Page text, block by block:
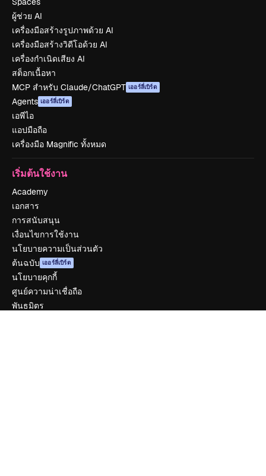
ผู้ช่วย AI
เครื่องมือสร้างรูปภาพด้วย AI
เครื่องมือสร้างวิดีโอด้วย AI
เครื่องกำเนิดเสียง AI
สต็อกเนื้อหา
MCP สำหรับ Claude/ChatGPT เออร์ลี่เบิร์ด
Agents เออร์ลี่เบิร์ด
เอพีไอ
แอปมือถือ
เครื่องมือ Magnific ทั้งหมด
เริ่มต้นใช้งาน
Academy
เอกสาร
การสนับสนุน
เงื่อนไขการใช้งาน
นโยบายความเป็นส่วนตัว
ต้นฉบับ เออร์ลี่เบิร์ด
นโยบายคุกกี้
ศูนย์ความน่าเชื่อถือ
พันธมิตร